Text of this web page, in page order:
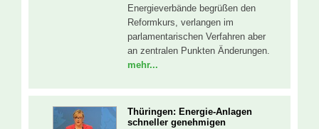
Energieverbände begrüßen den
Reformkurs, verlangen im
parlamentarischen Verfahren aber
an zentralen Punkten Änderungen.
mehr...
Thüringen: Energie-Anlagen
schneller genehmigen